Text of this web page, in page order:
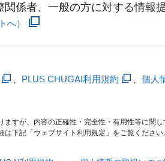
係者、一般の方に対する情報
へ）
PLUS CHUGAI利用規約 、個人
すが、内容の正確性・完全性・有用性等に関
下記「ウェブサイト利用規定」をご覧ください